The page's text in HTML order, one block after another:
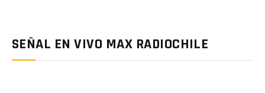
SEÑAL EN VIVO MAX RADIOCHILE